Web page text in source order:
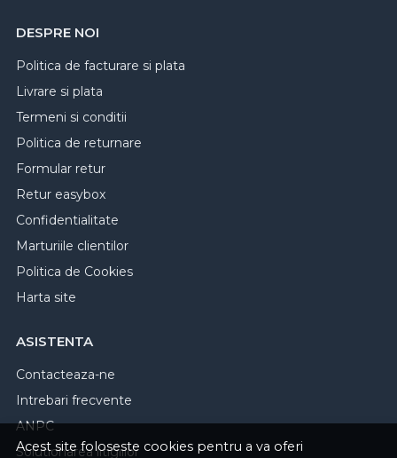
Acest site foloseste cookies pentru a va oferi
DESPRE NOI
Politica de facturare si plata
Livrare si plata
Termeni si conditii
Politica de returnare
Formular retur
Retur easybox
Confidentialitate
Marturiile clientilor
Politica de Cookies
Harta site
ASISTENTA
Contacteaza-ne
Intrebari frecvente
ANPC
Solutionarea litigiilor